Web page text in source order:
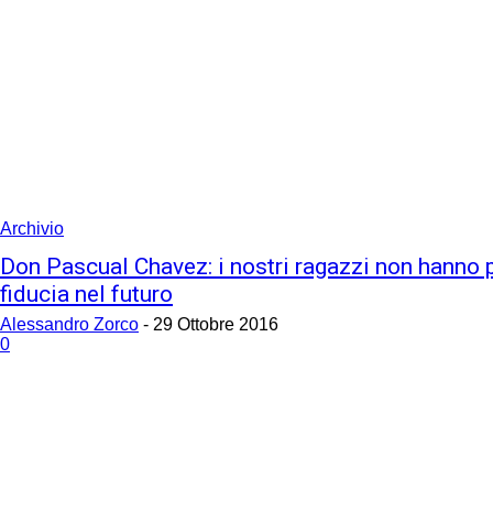
Archivio
Don Pascual Chavez: i nostri ragazzi non hanno
fiducia nel futuro
Alessandro Zorco - 29 Ottobre 2016
0